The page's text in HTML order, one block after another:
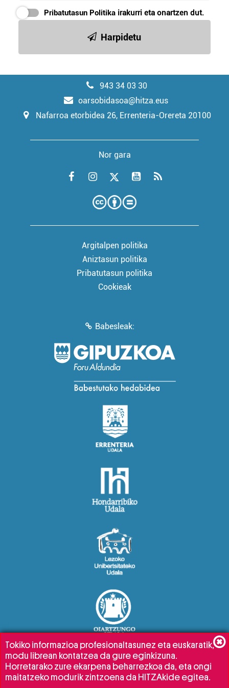
Pribatutasun Politika irakurri eta onartzen dut.
Harpidetu
943 34 03 30
oarsobidasoa@hitza.eus
Nafarroa etorbidea 26, Errenteria-Orereta 20100
Nor gara
Argitalpen politika
Aniztasun politika
Pribatutasun politika
Cookieak
Babesleak:
Tokiko informazioa profesionaltasunez eta euskaratik,
modu librean kontatzea da gure eginkizuna.
Horretarako zure ekarpena beharrezkoa da, eta ongi
maitatzeko modurik zintzoena da HITZAkide egitea.